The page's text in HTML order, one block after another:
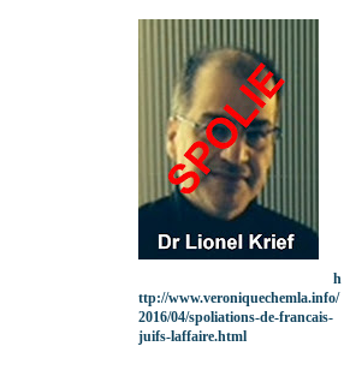
h
ttp://www.veroniquechemla.info/
2016/04/spoliations-de-francais-
juifs-laffaire.html